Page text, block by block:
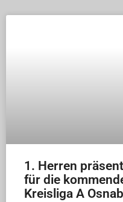
1. Herren
für die
Kreisliga A